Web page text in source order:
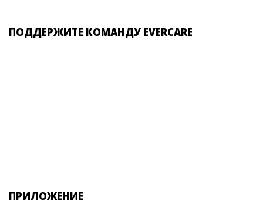
ПОДДЕРЖИТЕ КОМАНДУ EVERCARE
ПРИЛОЖЕНИЕ